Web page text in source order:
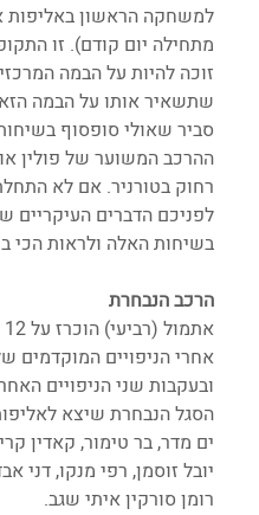
למשחקה הראשון באליפות
מתחילה יום קודם). זו
זוכה להיות על הבמה
שתשאיר אותו על הבמה
סביר שאולי סופסוף
ההרכב המשוער של פולין
רחוק בטורניר. אם לא
לפניכם הדברים
בשיחות האלה ולראות הכי
הרכב הנבחרת
אחרי הניפויים המוקדמים
ובעקבות שני הניפויים
הסגל הנבחרת שיצא
ים מדר, בר טימור, קאדין
יובל זוסמן, רפי מנקו, דני
רומן סורקין איתי שגב.